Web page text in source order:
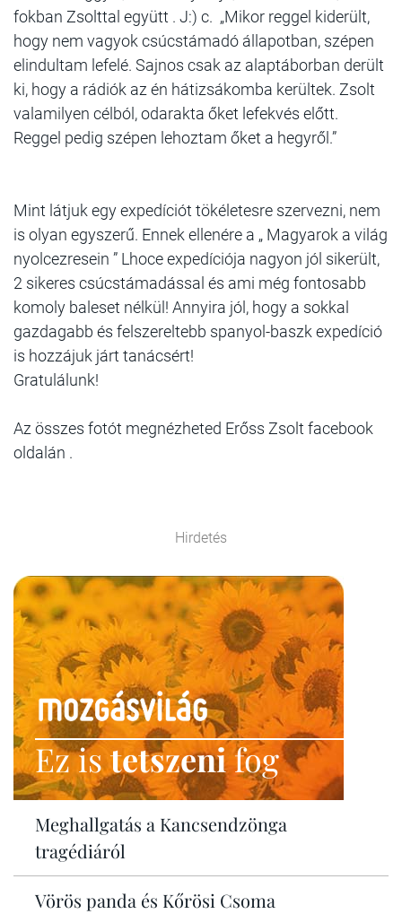
fokban Zsolttal együtt . J:) c. „Mikor reggel kiderült,
hogy nem vagyok csúcstámadó állapotban, szépen
elindultam lefelé. Sajnos csak az alaptáborban derült
ki, hogy a rádiók az én hátizsákomba kerültek. Zsolt
valamilyen célból, odarakta őket lefekvés előtt.
Reggel pedig szépen lehoztam őket a hegyről.”
Mint látjuk egy expedíciót tökéletesre szervezni, nem
is olyan egyszerű. Ennek ellenére a „ Magyarok a világ
nyolcezresein ” Lhoce expedíciója nagyon jól sikerült,
2 sikeres csúcstámadással és ami még fontosabb
komoly baleset nélkül! Annyira jól, hogy a sokkal
gazdagabb és felszereltebb spanyol-baszk expedíció
is hozzájuk járt tanácsért!
Gratulálunk!
Az összes fotót megnézheted Erőss Zsolt facebook
oldalán .
Hirdetés
Ez istetszenifog
Meghallgatás a Kancsendzönga
tragédiáról
Vörös panda és Kőrösi Csoma